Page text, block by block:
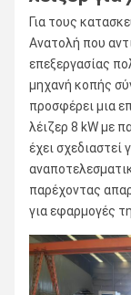
Για τους
Ανατολή που
επεξεργασίας
μηχανή κοπής
προσφέρει μια
λέιζερ 8 kW με
έχει σχεδιαστεί
παρέχοντας
για εφαρμογές